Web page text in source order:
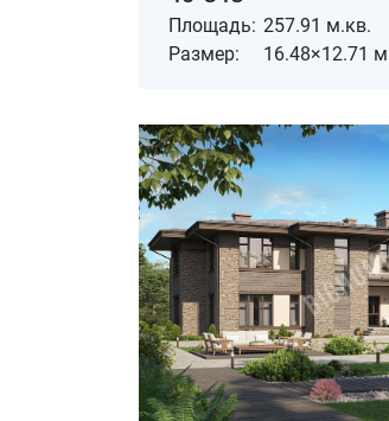
Площадь: 257.91 м.кв.
Размер:
16.48×12.71 м